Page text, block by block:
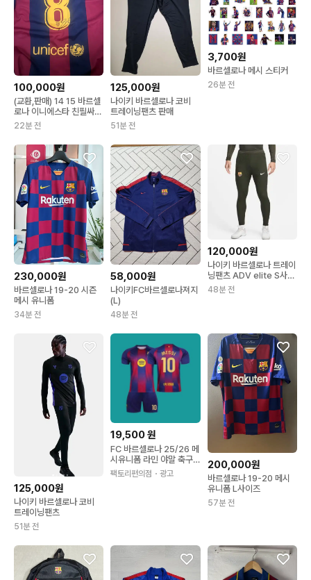
100,000원
(교환,판매) 14 15 바르셀
로나 이니에스타 친필싸인
유니폼
22분 전
125,000원
나이키 바르셀로나 코비
트레이닝팬츠 판매
51분 전
3,700원
바르셀로나 메시 스티커
26분 전
230,000원
바르셀로나 19-20 시즌
메시 유니폼
34분 전
58,000원
나이키FC바르셀로나져지
(L)
48분 전
120,000원
나이키 바르셀로나 트레이
닝팬츠 ADV elite S사이
즈
48분 전
125,000원
나이키 바르셀로나 코비
트레이닝팬츠
51분 전
19,500원
FC 바르셀로나 25/26 메
시유니폼 라민 야말 축구
유니폼 챔스버전 키즈 10
번 MESSI
팩토리편의점 ・광고
200,000원
바르셀로나 19-20 메시
유니폼 L사이즈
57분 전